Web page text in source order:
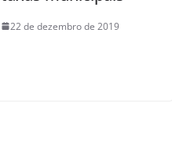
22 de dezembro de 2019